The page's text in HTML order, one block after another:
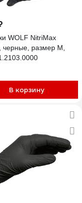
WOLF NitriMax
черные, размер M,
В корзину